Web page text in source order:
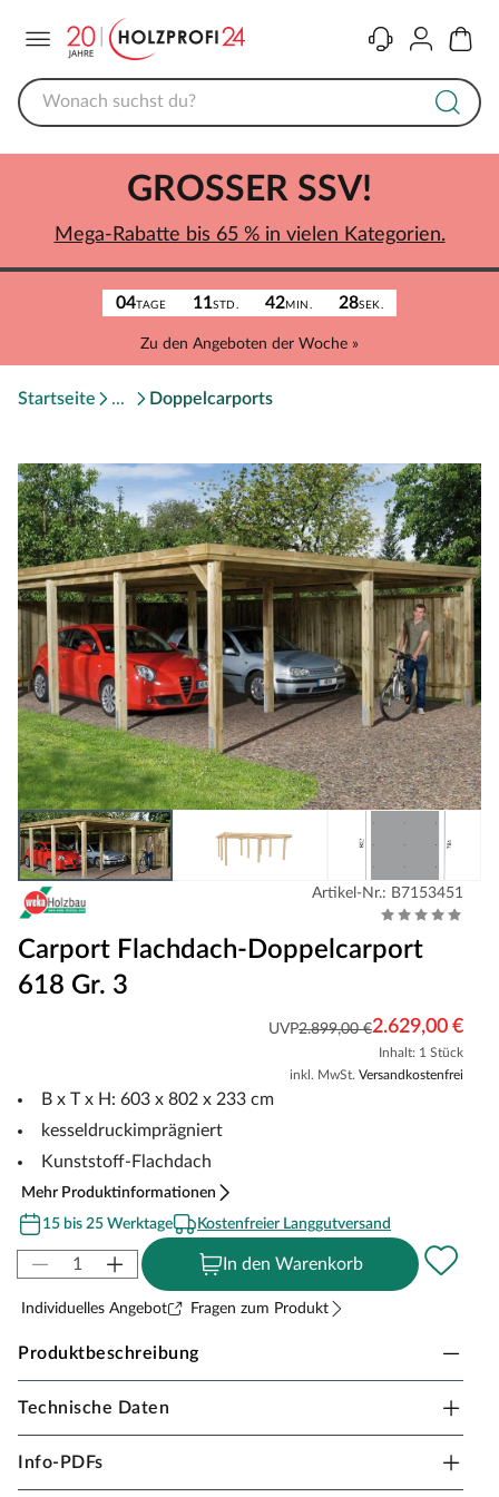
KontaktKonto
04TAGE 11STD. 42MIN. 28SEK.
Zu den Angeboten der Woche »
GROSSER SSV!
Mega-Rabatte bis 65 % in vielen Kategorien.
Startseite Doppelcarports
Artikel-Nr.: B7153451
Carport Flachdach-Doppelcarport
618 Gr. 3
UVP2.899,00 €2.629,00 €
Inhalt: 1 Stück
inkl. MwSt. Versandkostenfrei
B x T x H: 603 x 802 x 233 cm
kesseldruckimprägniert
Kunststoff-Flachdach
Mehr Produktinformationen
15 bis 25 Werktage
Kostenfreier Langgutversand
In den Warenkorb
Individuelles Angebot Fragen zum Produkt
Produktbeschreibung
WEKA Carport Flachdach-Doppelcarport "618 Gr.
3"
Technische Daten
Info-PDFs